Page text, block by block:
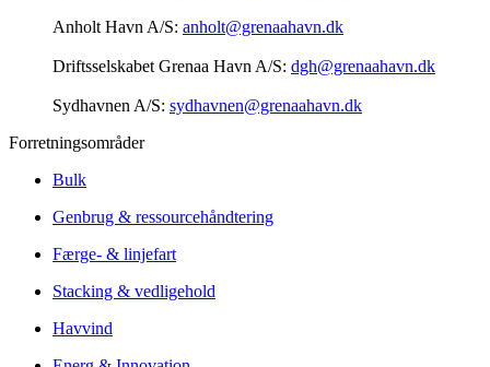
Anholt Havn A/S: anholt@grenaahavn.dk
Driftsselskabet Grenaa Havn A/S: dgh@grenaahavn.dk
Sydhavnen A/S: sydhavnen@grenaahavn.dk
Forretningsområder
Bulk
Genbrug & ressourcehåndtering
Færge- & linjefart
Stacking & vedligehold
Havvind